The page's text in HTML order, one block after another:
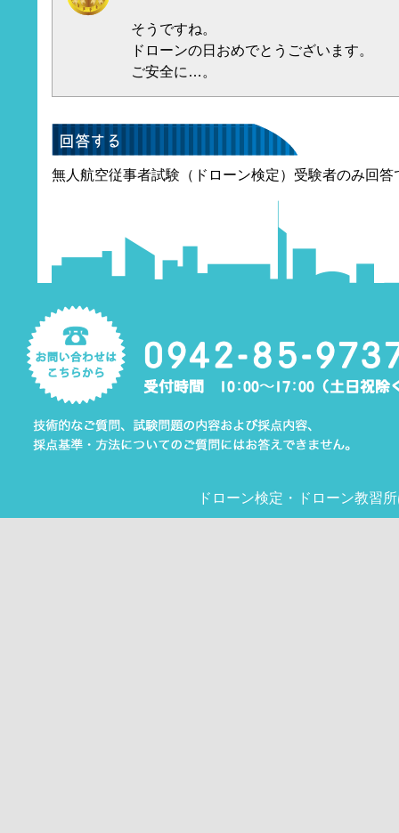
そうですね。
ドローンの日おめでとうございます。
ご安全に…。
無人航空従事者試験（ドローン検定）受験者のみ回答
ドローン検定 ・ ドローン教習所